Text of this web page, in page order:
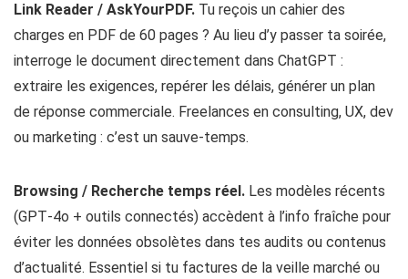
Link Reader / AskYourPDF. Tu reçois un cahier des
charges en PDF de 60 pages ? Au lieu d’y passer ta soirée,
interroge le document directement dans ChatGPT :
extraire les exigences, repérer les délais, générer un plan
de réponse commerciale. Freelances en consulting, UX, dev
ou marketing : c’est un sauve‑temps.
Browsing / Recherche temps réel. Les modèles récents
(GPT‑4o + outils connectés) accèdent à l’info fraîche pour
éviter les données obsolètes dans tes audits ou contenus
d’actualité. Essentiel si tu factures de la veille marché ou